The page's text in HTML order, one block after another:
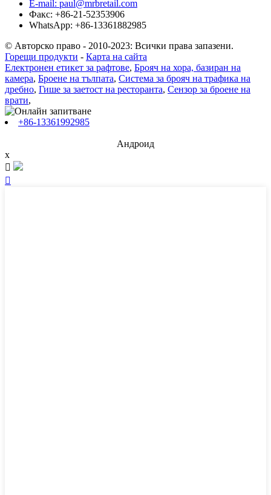
E-mail: paul@mrbretail.com
Факс: +86-21-52353906
WhatsApp: +86-13361882985
© Авторско право - 2010-2023: Всички права запазени.
Горещи продукти - Карта на сайта
Електронен етикет за рафтове, Брояч на хора, базиран на
камера, Броене на тълпата, Система за брояч на трафика на
дребно, Гише за заетост на ресторанта, Сензор за броене на
врати,
+86-13361992985
Андроид
x

